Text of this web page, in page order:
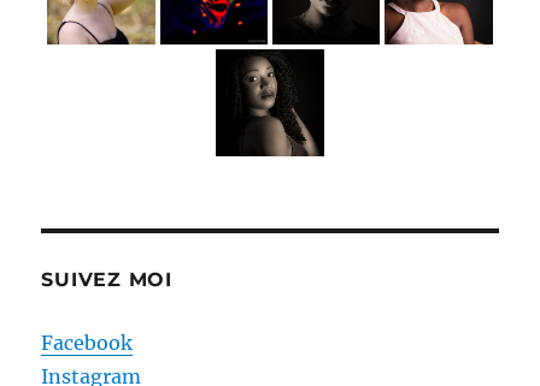
SUIVEZ MOI
Facebook
Instagram